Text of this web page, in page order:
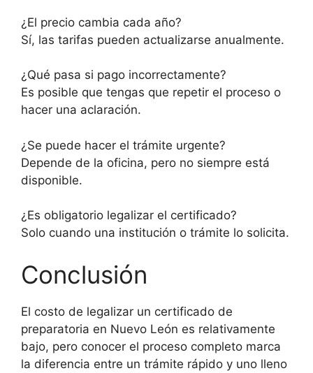
¿El precio cambia cada año?
Sí, las tarifas pueden actualizarse anualmente.
¿Qué pasa si pago incorrectamente?
Es posible que tengas que repetir el proceso o
hacer una aclaración.
¿Se puede hacer el trámite urgente?
Depende de la oficina, pero no siempre está
disponible.
¿Es obligatorio legalizar el certificado?
Solo cuando una institución o trámite lo solicita.
Conclusión
El costo de legalizar un certificado de
preparatoria en Nuevo León es relativamente
bajo, pero conocer el proceso completo marca
la diferencia entre un trámite rápido y uno lleno